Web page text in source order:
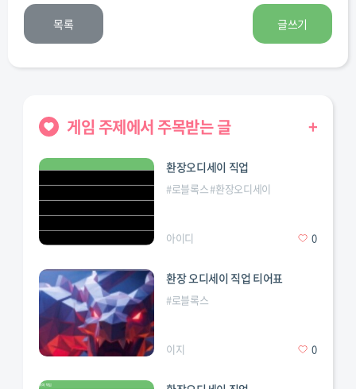
Obj. 261 T92 HMC
ConquerorGC
Obj. 705A
Obj. 277
Pz.Kpfw. VII
목록 글쓰기
게임 주제에서 주목받는 글 +
환장오디세이 직업
#로블록스#환장오디세이
아이디 0
환장 오디세이 직업 티어표
#로블록스
이지 0